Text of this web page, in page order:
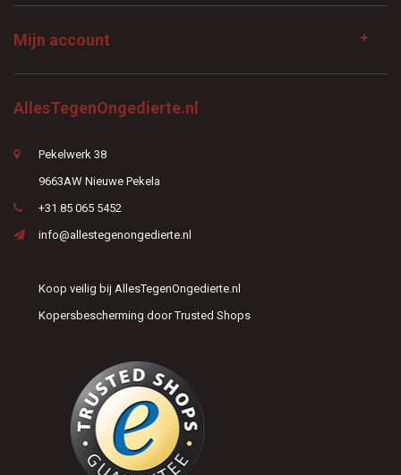
Mijn account
AllesTegenOngedierte.nl
Pekelwerk 38
9663AW Nieuwe Pekela
+31 85 065 5452
info@allestegenongedierte.nl
Koop veilig bij AllesTegenOngedierte.nl
Kopersbescherming door Trusted Shops